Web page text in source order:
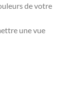
de votre
une vue